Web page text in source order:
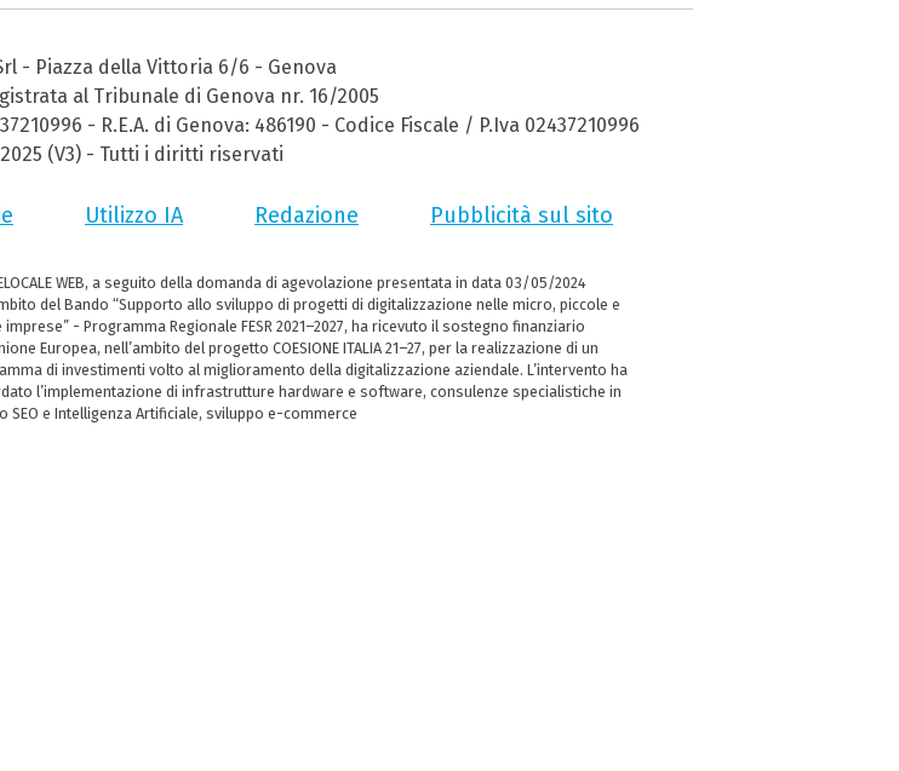
- Piazza della Vittoria 6/6 - Genova
al Tribunale di Genova nr. 16/2005
- R.E.A. di Genova: 486190 - Codice Fiscale / P.Iva 02437210996
(V3) - Tutti i diritti riservati
Utilizzo IA Redazione Pubblicità sul sito
WEB, a seguito della domanda di agevolazione presentata in data 03/05/2024
del Bando “Supporto allo sviluppo di progetti di digitalizzazione nelle micro, piccole e
imprese” - Programma Regionale FESR 2021–2027, ha ricevuto il sostegno finanziario
Europea, nell’ambito del progetto COESIONE ITALIA 21–27, per la realizzazione di un
di investimenti volto al miglioramento della digitalizzazione aziendale. L’intervento ha
l’implementazione di infrastrutture hardware e software, consulenze specialistiche in
SEO e Intelligenza Artificiale, sviluppo e-commerce